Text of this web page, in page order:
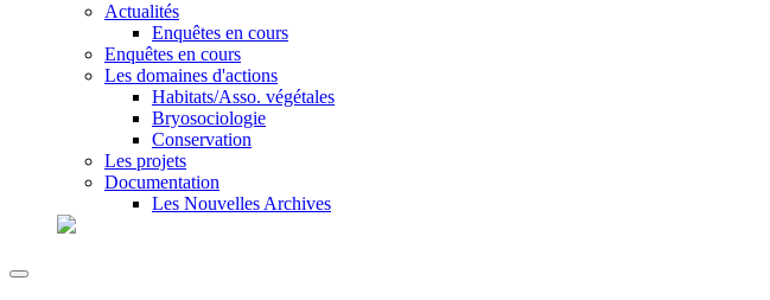
Actualités
Enquêtes en cours
Enquêtes en cours
Les domaines d'actions
Habitats/Asso. végétales
Bryosociologie
Conservation
Les projets
Documentation
Les Nouvelles Archives